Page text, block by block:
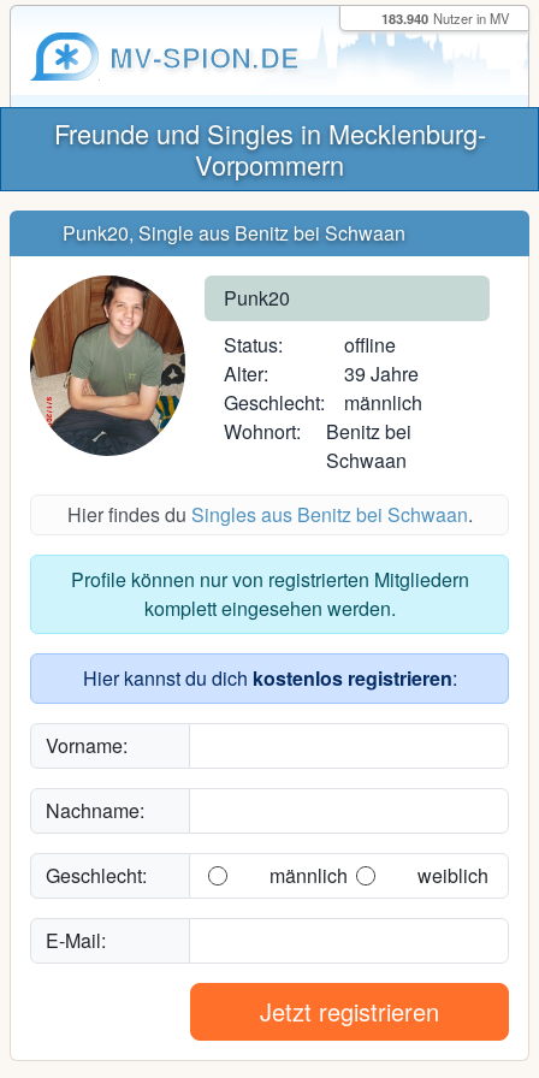
MV-SPION.DE
183.940 Nutzer in MV
Freunde und Singles in Mecklenburg-
Vorpommern
Punk20, Single aus Benitz bei Schwaan
Punk20
Status:
offline
Alter:
39 Jahre
Geschlecht:
männlich
Wohnort:
Benitz bei
Schwaan
Hier findes du Singles aus Benitz bei Schwaan.
Profile können nur von registrierten Mitgliedern
komplett eingesehen werden.
Hier kannst du dich kostenlos registrieren:
Vorname:
Nachname:
Geschlecht: männlich weiblich
E-Mail:
Jetzt registrieren